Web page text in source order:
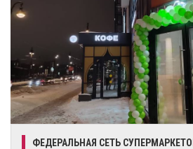
​ФЕДЕРАЛЬНАЯ СЕТЬ